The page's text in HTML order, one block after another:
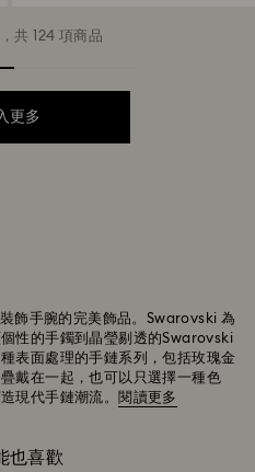
共 124 項商品
更多
飾手腕的完美飾品。Swarovski 為
性的手鐲到晶瑩剔透的Swarovski
表面處理的手鏈系列，包括玫瑰金
戴在一起，也可以只選擇一種色
現代手鏈潮流。 閱讀更多
也喜歡